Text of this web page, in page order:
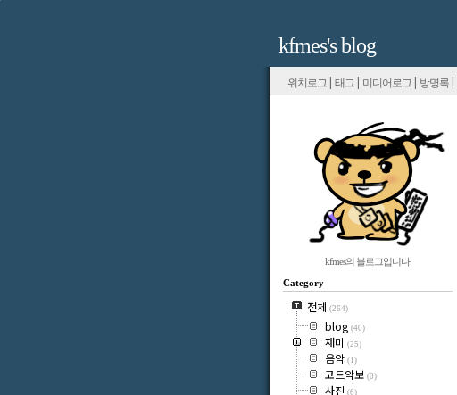
kfmes's blog
위치로그 | 태그 | 미디어로그 | 방명록 |
kfmes의 블로그입니다.
Category
전체 (264)
blog (40)
재미 (25)
음악 (1)
코드악보 (0)
사진 (6)